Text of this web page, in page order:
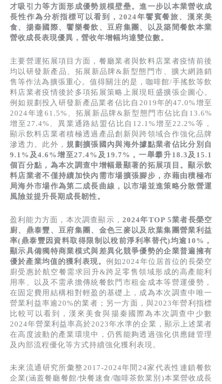
才吸引力等方面形成優勢規模壁壘。進一步以本業營收成
長性作為分析指標可以看到，2024年饗賓餐旅、漢來美
食、揚秦國際、饗樂餐飲、豆府集團、以及築間餐飲本業
營收成長表現優異，營收年增幅均達雙位數。
主要營運拓展項目方面，餐廳業者與飲料店業者疫情前後
均以研發新產品、拓展新品牌&新型態門市、擴大網路銷
售等作法為擴張重心。值得關注的是，咖啡館/手搖飲等飲
料店業者疫情後於多項拓展策略上展現旺盛擴張企圖心。
例如規劃投入研發新產品業者佔比自2019年的47.0%增至
2024年達61.5%、拓展新品牌&新型態門市佔比自13.6%
增至27.4%、異業通路結盟佔比自12.1%增至22.2%等，
顯示飲料店業者積極透過產品創新與跨領域合作強化品牌
滲透力。此外， 規劃擴張國內與海外據點業者佔比分別自
9.1%及4.6%增至27.4%及19.7%，一舉攀升18.3及15.1
個百分點，為本次調查中增幅最顯著的拓展項目。顯示飲
料店業者不僅持續加快內需市場擴張腳步，亦藉由積極布
局海外市場作為第二成長曲線，以市場並進策略分散營運
風險並提升長期成長韌性。
盈利能力方面，本次調查顯示，2024年TOP 5業者長榮空
廚、鼎泰豐、豆府集團、金色三麥以及欣葉集團營業利益
率(鼎泰豐因資料取得限制以稅前淨利率替代)均逾10%，
顯示具備獨特商業模式與差異化競爭優勢的企業普遍擁有
優於產業均值的獲利表現。例如2024年位居首位的長榮空
廚受惠於航空餐需求回升&跨足零售領域形成的高產能利
用率、以及不需承擔傳統餐飲門市租金成本等營運優勢，
在固定費用結構相對輕盈的基礎上，成為本次調查中唯一
營業利益率逾20%的業者；另一方面，與2023年營利指標
比較可以看到，漢來美食與揚秦國際為本次調查中少數
2024年營業利益率高於2023年水準的企業，顯示上述業者
在高度波動的產業環境中，仍舊能夠透過強化供應鏈管理
及內部流程優化等方式持續強化獲利表現。
未來流通研究所彙整2017-2024年間24家代表性連鎖餐飲
企業(涵蓋餐廳餐館/快餐速食/咖啡茶飲業別)本業營收成長